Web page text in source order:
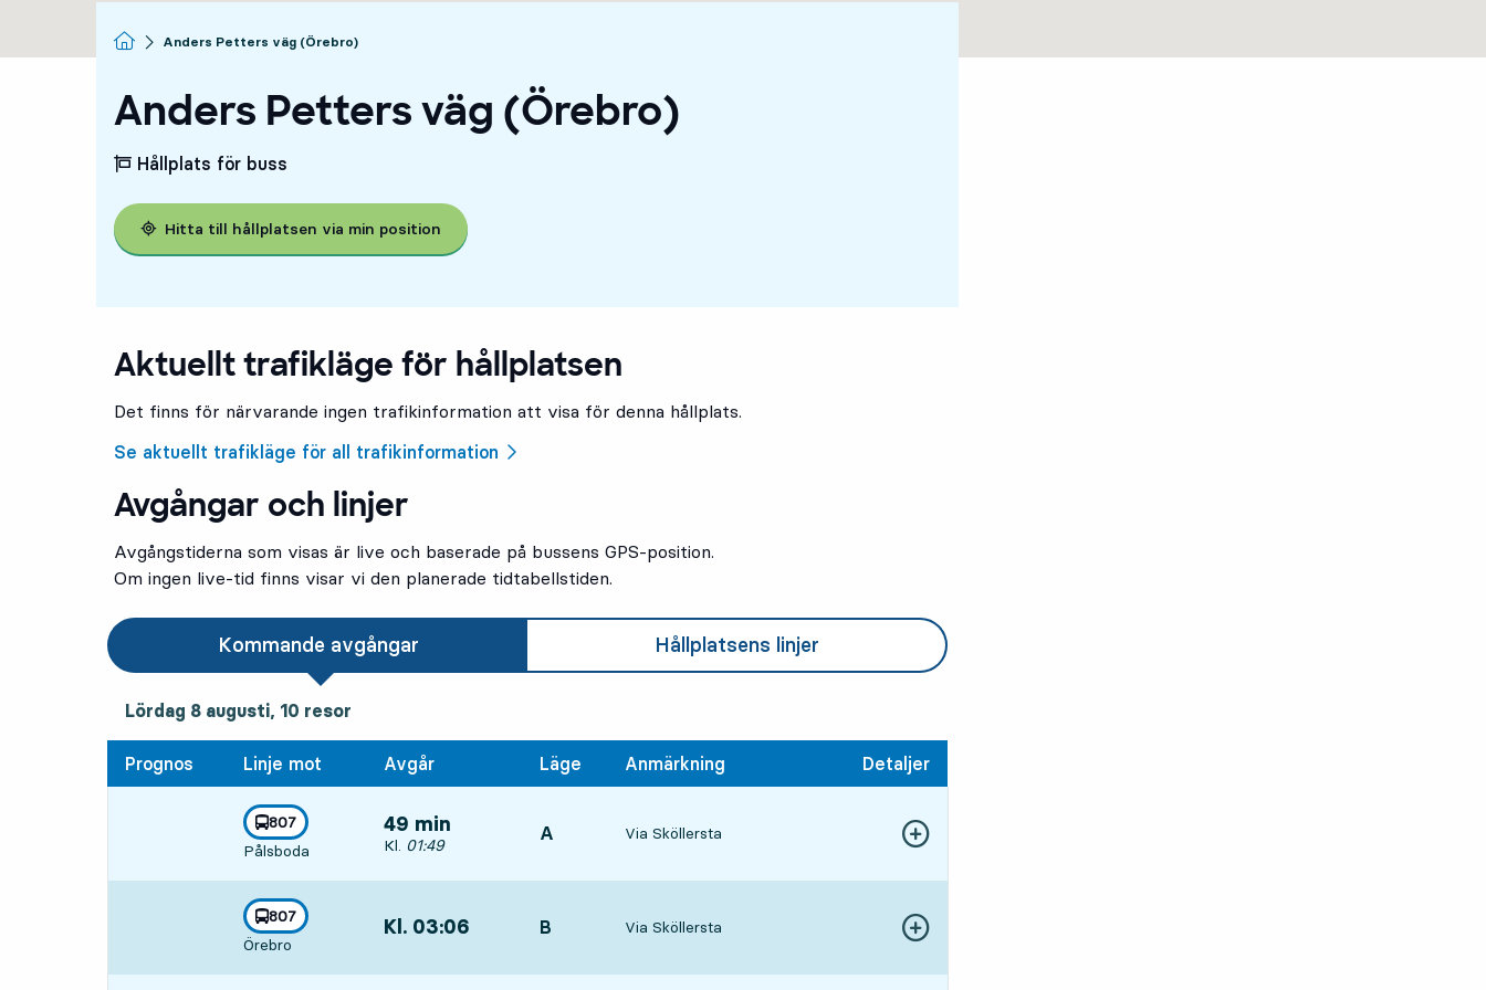
Startsida
Anders Petters väg (Örebro)
Anders Petters väg (Örebro)
Hållplats för buss
Hitta till hållplatsen via min position
Aktuellt trafikläge för hållplatsen
Det finns för närvarande ingen trafikinformation att visa för denna hållplats.
Se aktuellt trafikläge för all trafikinformation
Avgångar och linjer
Avgångstiderna som visas är live och baserade på bussens GPS-position.
Om ingen live-tid finns visar vi den planerade tidtabellstiden.
Kommande avgångar Hållplatsens linjer
lördag 8 augusti, 10 resor
Lördag 8 augusti, 10 resor
Prognos Linje mot Avgår Läge Anmärkning Detaljer
linje
807
mot
Pålsboda
,
49 min
Avgår, Kl. 01:49, om 49 min
Kl. 01:49
LÄGE,
A Via Sköllersta Visa fler detaljer
linje
807
mot
Örebro
, Kl. 03:06 LÄGE,
B Via Sköllersta Visa fler detaljer